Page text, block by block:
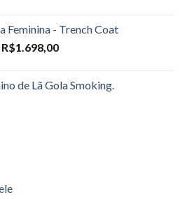
Feminina - Trench Coat
R$1.698,00Price
through
de Lã Gola Smoking.